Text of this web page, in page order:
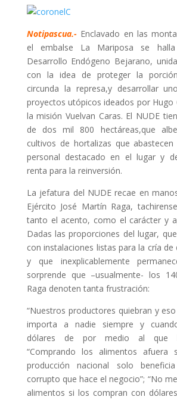
Notipascua.- Enclavado en las
el embalse La Mariposa se
Desarrollo Endógeno Bejarano,
con la idea de proteger la
circunda la represa,y desarrollar
proyectos utópicos ideados por Hugo
la misión Vuelvan Caras. El NUDE
de dos mil 800 hectáreas,que
cultivos de hortalizas que
personal destacado en el lugar y
renta para la reinversión.
La jefatura del NUDE recae en
Ejército José Martín Raga,
tanto el acento, como el carácter y
Dadas las proporciones del lugar,
con instalaciones listas para la cría
y que inexplicablemente
sorprende que –usualmente- los
Raga denoten tanta frustración:
“Nuestros productores quiebran y
importa a nadie siempre y
dólares de por medio al que
“Comprando los alimentos afuera
producción nacional solo
corrupto que hace el negocio”; “No
alimentos si los compran con